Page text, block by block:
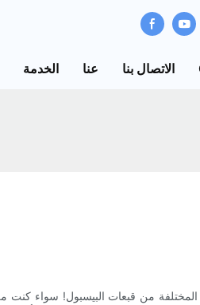
الخدمة عنا الاتصال بنا
من قبعات البيسبول! سواء كنت